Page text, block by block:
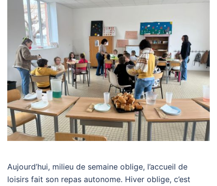
Aujourd’hui, milieu de semaine oblige, l’accueil de
loisirs fait son repas autonome. Hiver oblige, c’est